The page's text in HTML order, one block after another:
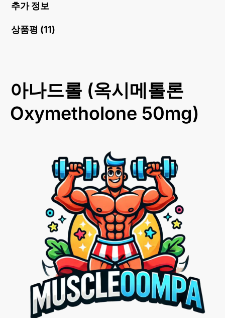
추가 정보
상품평 (11)
아나드롤 (옥시메톨론
Oxymetholone 50mg)